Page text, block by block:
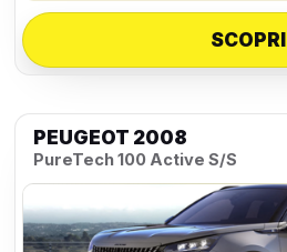
SCOPRI
PEUGEOT 2008
PureTech 100 Active S/S